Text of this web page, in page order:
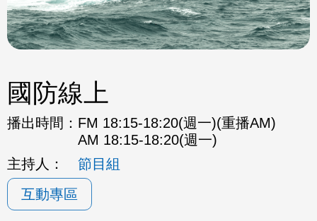
國防線上
播出時間： FM 18:15-18:20(週一)(重播AM)
AM 18:15-18:20(週一)
主持人：
節目組
互動專區